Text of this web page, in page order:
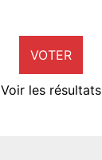
VOTER
Voir les résultats